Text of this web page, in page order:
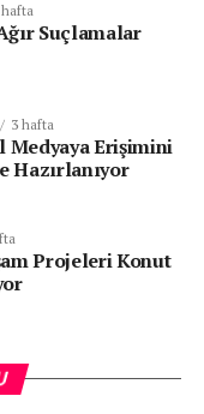
Ursa gibi ses
Suçlamalar
3 hafta
Medyaya Erişimini
Hazırlanıyor
Projeleri Konut